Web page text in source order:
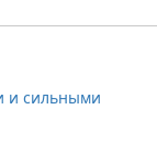
и сильными